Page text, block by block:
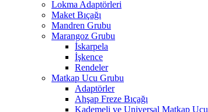
Lokma Adaptörleri
Maket Bıçağı
Mandren Grubu
Marangoz Grubu
İskarpela
İşkence
Rendeler
Matkap Ucu Grubu
Adaptörler
Ahşap Freze Bıçağı
Kademeli ve Universal Matkap Ucu